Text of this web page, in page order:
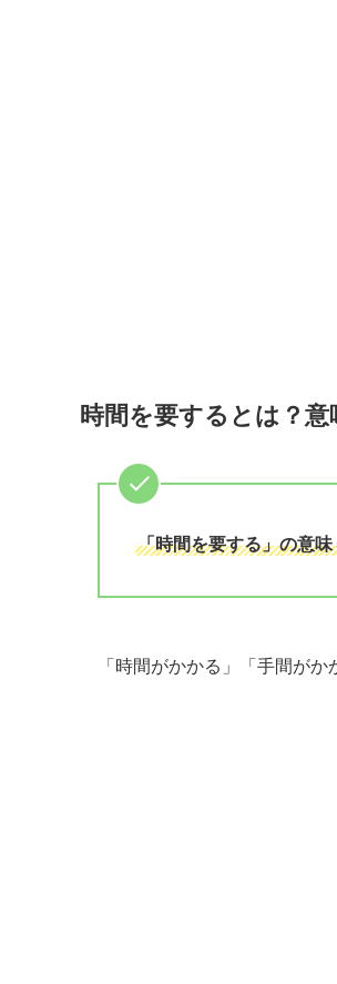
時間を要するとは？意
「時間を要する」の意
「時間がかかる」「手間が